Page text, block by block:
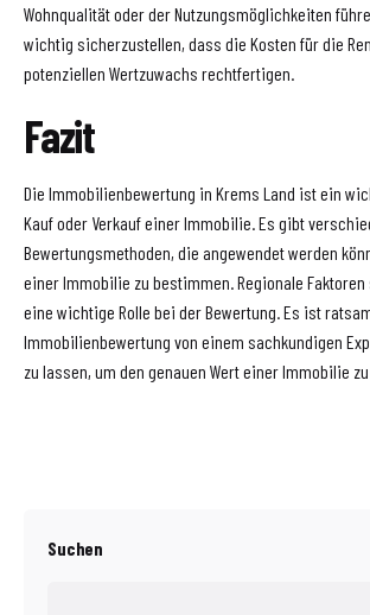
Wohnqualität oder der Nutzungsmöglichkeiten
wichtig sicherzustellen, dass die Kosten für die
potenziellen Wertzuwachs rechtfertigen.
Fazit
Die Immobilienbewertung in Krems Land ist ein
Kauf oder Verkauf einer Immobilie. Es gibt
Bewertungsmethoden, die angewendet werden
einer Immobilie zu bestimmen. Regionale
eine wichtige Rolle bei der Bewertung. Es ist
Immobilienbewertung von einem sachkundigen
zu lassen, um den genauen Wert einer Immobilie
Suchen